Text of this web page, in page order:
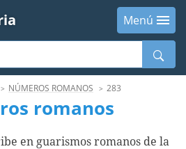
Menú
NÚMEROS ROMANOS 283
romanos
en guarismos romanos de la